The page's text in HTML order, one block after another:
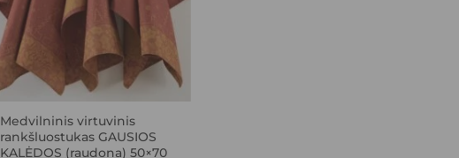
Medvilninis virtuvinis
rankšluostukas GAUSIOS
KALĖDOS (raudona) 50×70